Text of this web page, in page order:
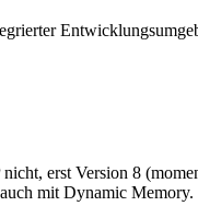
erst Version 8
mit Dynamic Memory.